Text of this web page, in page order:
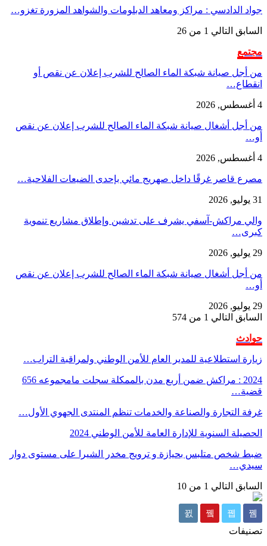
جواد الدادسي : مراكز ومعاهد الدبلومات والشواهد المزورة تغزو…
السابق التالي 1 من 26
مجتمع
من أجل صيانة شبكة الماء الصالح للشرب إعلان عن نقص أو
انقطاع…
4 أغسطس, 2026
من أجل أشغال صيانة شبكة الماء الصالح للشرب إعلان عن نقص
أو…
4 أغسطس, 2026
مصرع قاصر غرقًا داخل صهريج مائي بإحدى الضيعات الفلاحية…
31 يوليو, 2026
والي مراكش-آسفي يشرف على تدشين وإطلاق مشاريع تنموية
كبرى…
29 يوليو, 2026
من أجل أشغال صيانة شبكة الماء الصالح للشرب إعلان عن نقص
أو…
29 يوليو, 2026
السابق التالي 1 من 574
حوادث
زيارة استطلاعية للمدير العام للأمن الوطني ولمراقبة التراب…
2024 : مراكش ضمن أربع مدن بالممكلة سجلت مامجموعه 656
قضية…
غرفة التجارة والصناعة والخدمات تنظم المنتدى الجهوي الأول…
الحصيلة السنوية للإدارة العامة للأمن الوطني 2024
ضبط شخص متلبس بحيازة و ترويج مخدر الشيرا على مستوى دوار
سيدي…
السابق التالي 1 من 10
تصنيفات